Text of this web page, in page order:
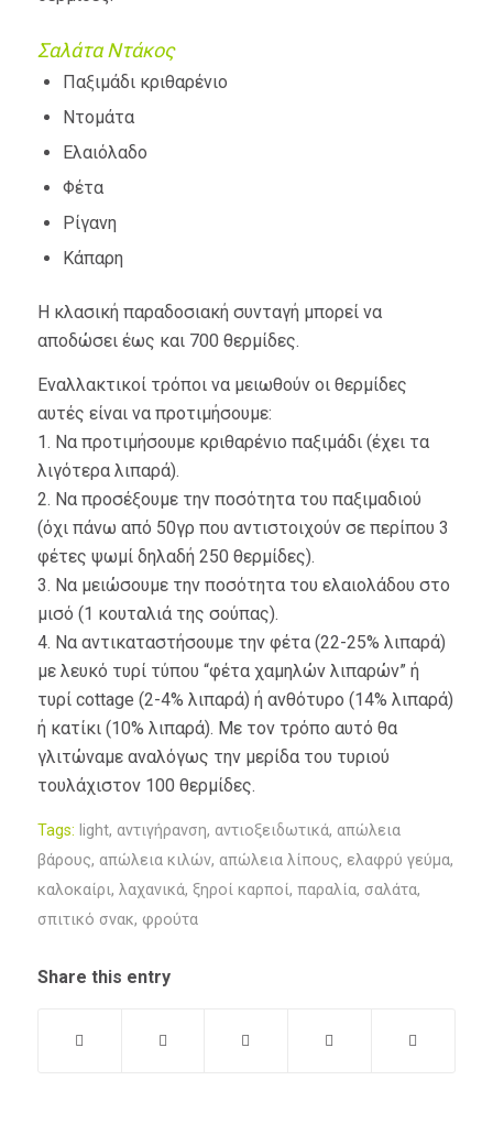
Σαλάτα Ντάκος
Παξιμάδι κριθαρένιο
Ντομάτα
Ελαιόλαδο
Φέτα
Ρίγανη
Κάπαρη
Η κλασική παραδοσιακή συνταγή μπορεί να
αποδώσει έως και 700 θερμίδες.
Εναλλακτικοί τρόποι να μειωθούν οι θερμίδες
αυτές είναι να προτιμήσουμε:
1. Να προτιμήσουμε κριθαρένιο παξιμάδι (έχει τα
λιγότερα λιπαρά).
2. Να προσέξουμε την ποσότητα του παξιμαδιού
(όχι πάνω από 50γρ που αντιστοιχούν σε περίπου 3
φέτες ψωμί δηλαδή 250 θερμίδες).
3. Να μειώσουμε την ποσότητα του ελαιολάδου στο
μισό (1 κουταλιά της σούπας).
4. Να αντικαταστήσουμε την φέτα (22-25% λιπαρά)
με λευκό τυρί τύπου “φέτα χαμηλών λιπαρών” ή
τυρί cottage (2-4% λιπαρά) ή ανθότυρο (14% λιπαρά)
ή κατίκι (10% λιπαρά). Με τον τρόπο αυτό θα
γλιτώναμε αναλόγως την μερίδα του τυριού
τουλάχιστον 100 θερμίδες.
Tags: light, αντιγήρανση, αντιοξειδωτικά, απώλεια
βάρους, απώλεια κιλών, απώλεια λίπους, ελαφρύ γεύμα,
καλοκαίρι, λαχανικά, ξηροί καρποί, παραλία, σαλάτα,
σπιτικό σνακ, φρούτα
Share this entry